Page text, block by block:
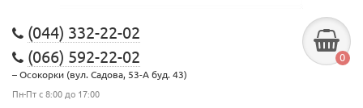
(044) 332-22-02
(066) 592-22-02
– Осокорки (вул. Садова, 53-А буд. 43)
Пн-Пт с 8:00 до 17:00
0